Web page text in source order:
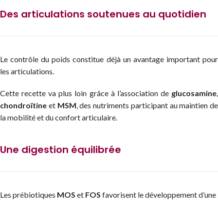
Des articulations soutenues au quotidien
Le contrôle du poids constitue déjà un avantage important pour
les articulations.
Cette recette va plus loin grâce à l’association de glucosamine,
chondroïtine et MSM, des nutriments participant au maintien de
la mobilité et du confort articulaire.
Une digestion équilibrée
Les prébiotiques MOS et FOS favorisent le développement d’une